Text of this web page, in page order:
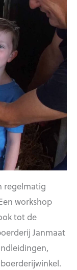
regelmatig
workshop
tot de
Janmaat